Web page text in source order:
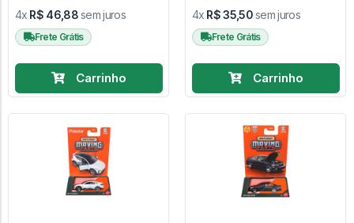
4x R$ 46,88sem juros
Frete Grátis
Carrinho
4x R$ 35,50sem juros
Frete Grátis
Carrinho